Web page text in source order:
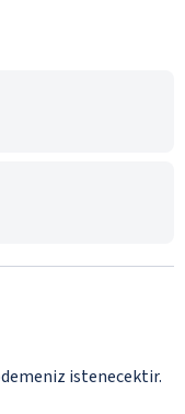
istenecektir.